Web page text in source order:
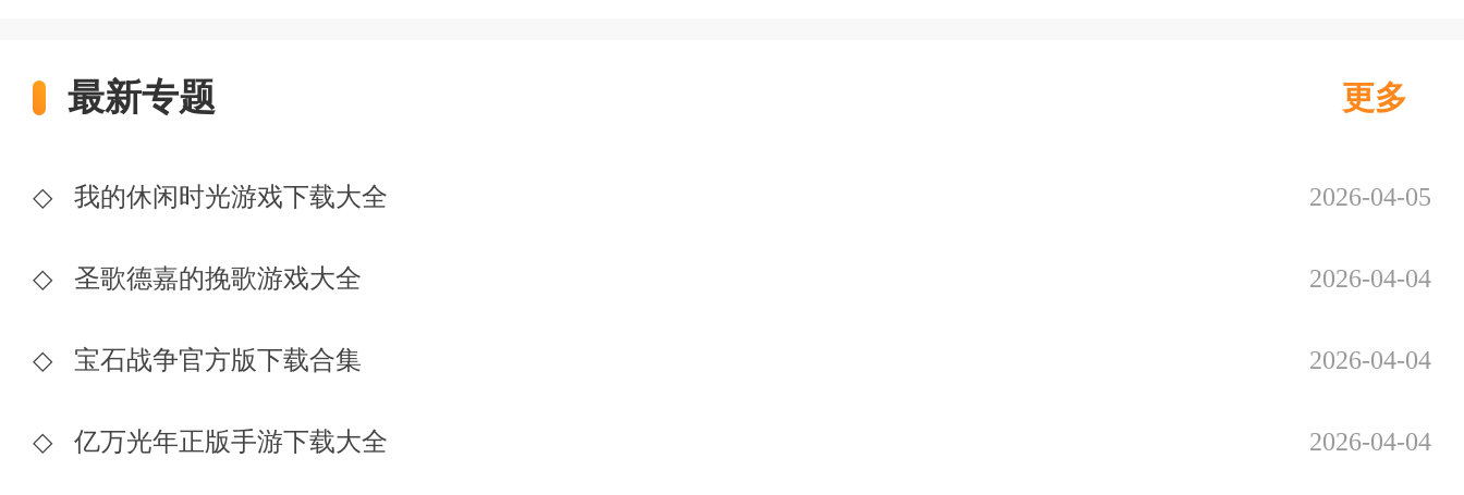
最新专题 更多
◇ 我的休闲时光游戏下载大全 2026-04-05
◇ 圣歌德嘉的挽歌游戏大全 2026-04-04
◇ 宝石战争官方版下载合集 2026-04-04
◇ 亿万光年正版手游下载大全 2026-04-04